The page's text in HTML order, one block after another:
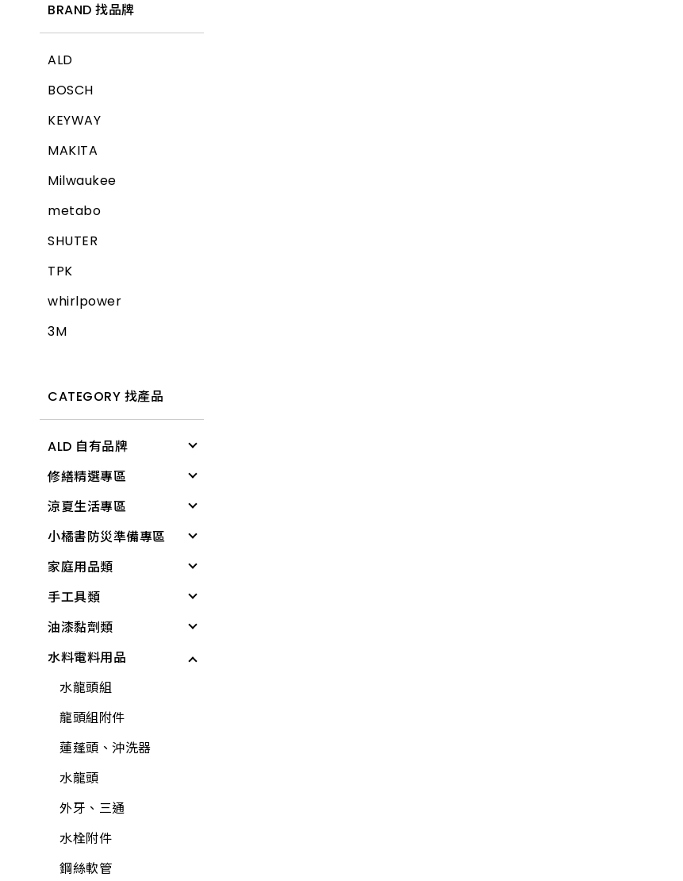
BRAND 找品牌
ALD
BOSCH
KEYWAY
MAKITA
Milwaukee
metabo
SHUTER
TPK
whirlpower
3M
CATEGORY 找產品
ALD 自有品牌
清潔用具
電燈
文具用品
個人清潔衛生用品
居家生活
雨具
廚房用具
蓮蓬頭、沖洗器
電動起子機
水泥砂、填縫劑
稀釋劑
木器漆
工具組
水龍頭組
修繕精選專區
修繕工具
工作防護
居家生活
所有商品
涼夏生活專區
涼感降溫
戶外遮陽
夏季防護
夏日清爽
所有商品
小橘書防災準備專區
緊急照明與多功能工
具
基本工具與應變器材
繩索與固定材料
個人防護與安全
儲水與應急用品
所有商品
家庭用品類
個人清潔衛生用品
衛浴用品
洗衣、晾曬用品
廚房用品
保鮮膜、保鮮盒、保
鮮袋
水壺、水杯、水瓶
打火機、瓦斯爐
折疊桌、椅、收納櫃
水桶、垃圾桶、油桶
手工具類
螺絲起子
板手
套筒工具
工具組
鉗
剪
鑷子
夾具
螺絲工具
油漆黏劑類
黏劑
塑鋼土
矽利康、填縫劑
稀釋劑
水泥漆、乳膠漆
調合漆、油漆
木器漆
噴漆
水料電料用品
水龍頭組
龍頭組附件
蓮蓬頭、沖洗器
水龍頭
外牙、三通
水栓附件
鋼絲軟管